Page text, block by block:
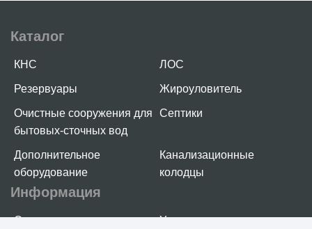
Каталог
КНС ЛОС
Резервуары Жироуловитель
Очистные сооружения для
бытовых-сточных вод
Септики
Дополнительное
оборудование
Канализационные
колодцы
Информация
О компании Услуги